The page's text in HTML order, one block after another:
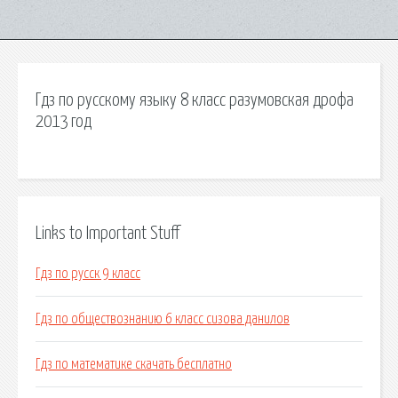
Гдз по русскому языку 8 класс разумовская дрофа
2013 год
Links to Important Stuff
Гдз по русск 9 класс
Гдз по обществознанию 6 класс сизова данилов
Гдз по математике скачать бесплатно